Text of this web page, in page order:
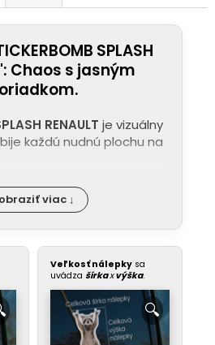
SPLASH
Chaos s jasným
RENAULT je vizuálny
každú nudnú plochu na
viac ↓
Veľkosť nálepky sa
uvádza šírkaxvýška.